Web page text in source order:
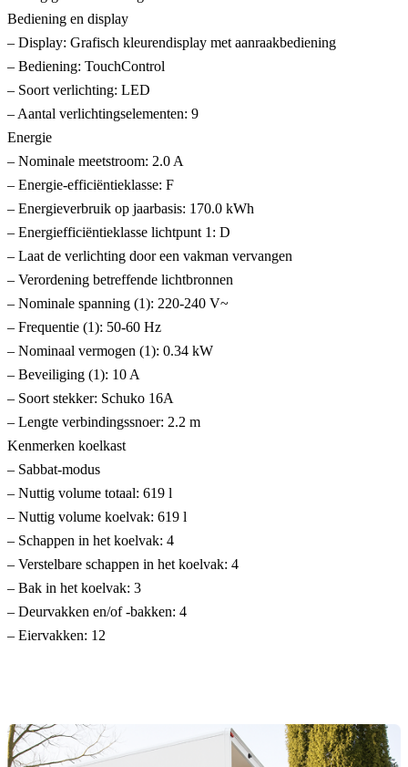
Bediening en display
– Display: Grafisch kleurendisplay met aanraakbediening
– Bediening: TouchControl
– Soort verlichting: LED
– Aantal verlichtingselementen: 9
Energie
– Nominale meetstroom: 2.0 A
– Energie-efficiëntieklasse: F
– Energieverbruik op jaarbasis: 170.0 kWh
– Energiefficiëntieklasse lichtpunt 1: D
– Laat de verlichting door een vakman vervangen
– Verordening betreffende lichtbronnen
– Nominale spanning (1): 220-240 V~
– Frequentie (1): 50-60 Hz
– Nominaal vermogen (1): 0.34 kW
– Beveiliging (1): 10 A
– Soort stekker: Schuko 16A
– Lengte verbindingssnoer: 2.2 m
Kenmerken koelkast
– Sabbat-modus
– Nuttig volume totaal: 619 l
– Nuttig volume koelvak: 619 l
– Schappen in het koelvak: 4
– Verstelbare schappen in het koelvak: 4
– Bak in het koelvak: 3
– Deurvakken en/of -bakken: 4
– Eiervakken: 12